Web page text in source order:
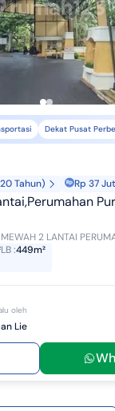
Dekat Pusat
Tahun) Rp 37
LB:449m²
oleh
Lie